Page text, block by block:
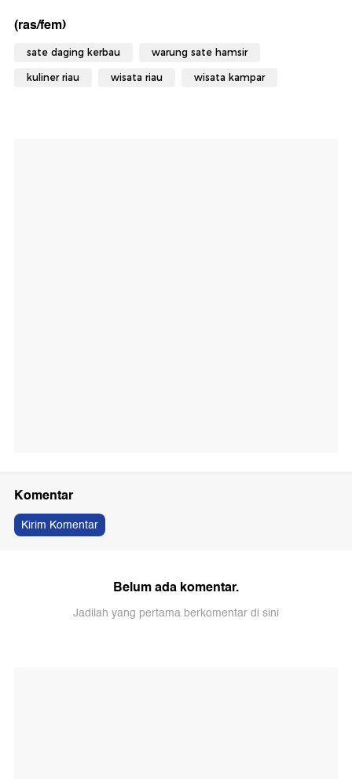
(ras/fem)
sate daging kerbau warung sate hamsir
kuliner riau wisata riau wisata kampar
Komentar
Kirim Komentar
Belum ada komentar.
Jadilah yang pertama berkomentar di sini